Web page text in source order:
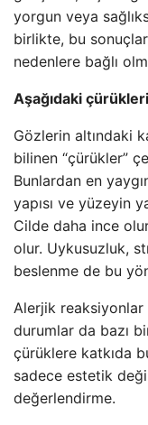
yorgun veya
birlikte, bu
nedenlere bağlı
Aşağıdaki
Gözlerin altındaki
bilinen “çürükler”
Bunlardan en
yapısı ve yüzeyin
Cilde daha ince
olur. Uykusuzluk,
beslenme de bu
Alerjik
durumlar da bazı
çürüklere katkıda
sadece estetik
değerlendirme.